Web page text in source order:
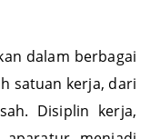
dalam berbagai
satuan kerja, dari
Disiplin kerja,